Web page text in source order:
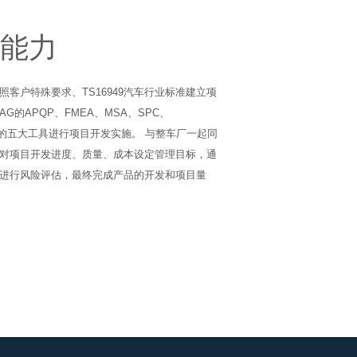
力
客户特殊要求、TS16949汽车行业标准建立项
的APQP、FMEA、MSA、SPC、
五大工具进行项目开发实施。 与整车厂一起同
项目开发进度、质量、成本设定管理目标，通
行风险评估，最终完成产品的开发和项目量